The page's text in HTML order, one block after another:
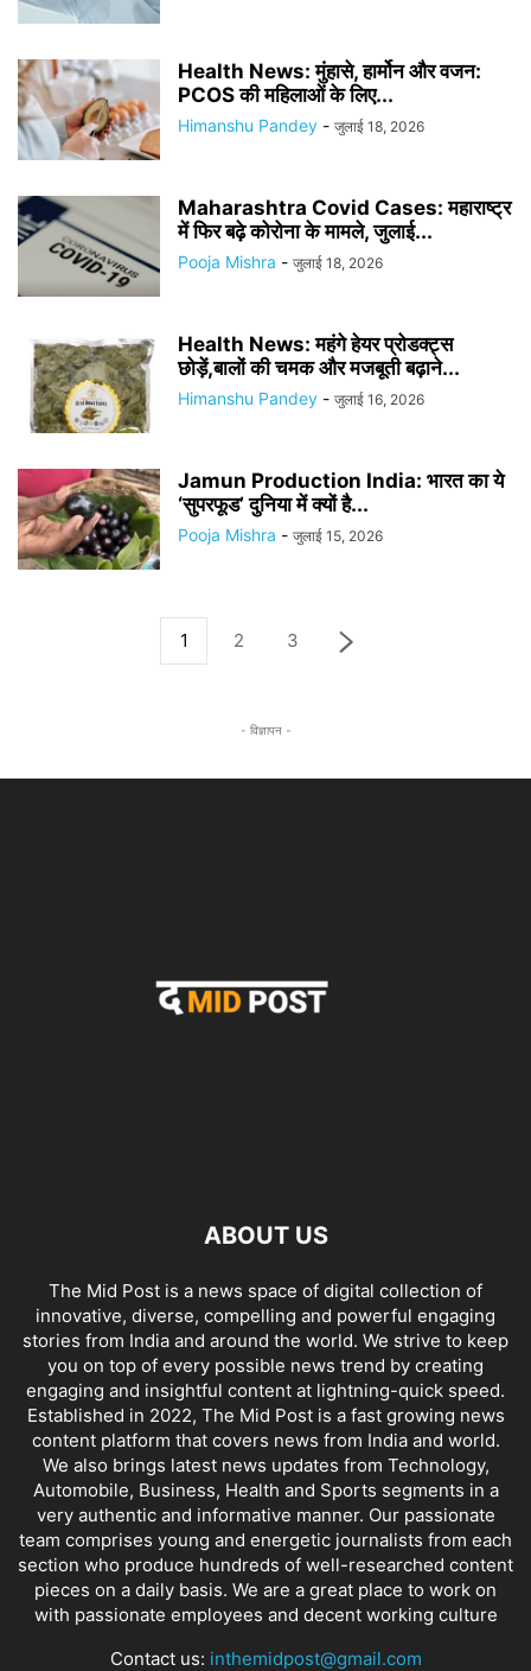
Health News: मुंहासे, हार्मोन और वजन:
PCOS की महिलाओं के लिए...
Himanshu Pandey - जुलाई 18, 2026
Maharashtra Covid Cases: महाराष्ट्र
में फिर बढ़े कोरोना के मामले, जुलाई...
Pooja Mishra - जुलाई 18, 2026
Health News: महंगे हेयर प्रोडक्ट्स
छोड़ें,बालों की चमक और मजबूती बढ़ाने...
Himanshu Pandey - जुलाई 16, 2026
Jamun Production India: भारत का ये
‘सुपरफूड’ दुनिया में क्यों है...
Pooja Mishra - जुलाई 15, 2026
1 2 3
- विज्ञापन -
ABOUT US
The Mid Post is a news space of digital collection of
innovative, diverse, compelling and powerful engaging
stories from India and around the world. We strive to keep
you on top of every possible news trend by creating
engaging and insightful content at lightning-quick speed.
Established in 2022, The Mid Post is a fast growing news
content platform that covers news from India and world.
We also brings latest news updates from Technology,
Automobile, Business, Health and Sports segments in a
very authentic and informative manner. Our passionate
team comprises young and energetic journalists from each
section who produce hundreds of well-researched content
pieces on a daily basis. We are a great place to work on
with passionate employees and decent working culture
Contact us: inthemidpost@gmail.com